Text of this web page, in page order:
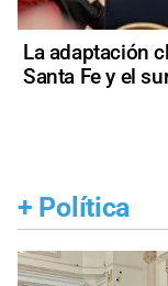
La adaptación
Santa Fe y el
+ Política